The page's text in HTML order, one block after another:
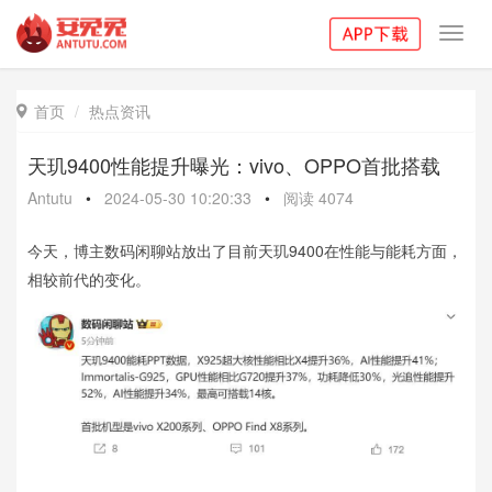
 首页 热点资讯
天玑9400性能提升曝光：vivo、OPPO首批搭载
Antutu • 2024-05-30 10:20:33 • 阅读 4074
今天，博主数码闲聊站放出了目前天玑9400在性能与能耗方面，
相较前代的变化。